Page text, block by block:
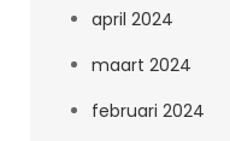
april 2024
maart 2024
februari 2024